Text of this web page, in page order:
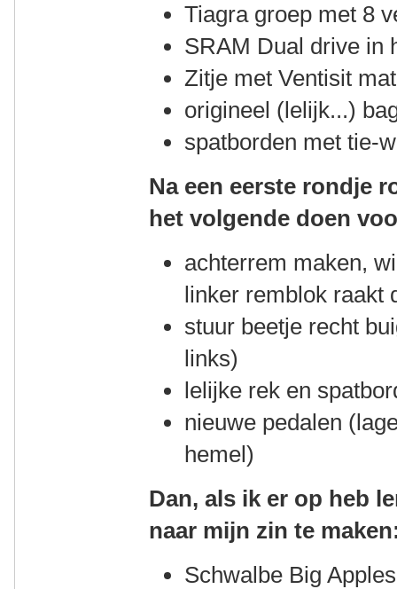
Tiagra groep met 8
SRAM Dual drive in
Zitje met Ventisit
origineel (lelijk...)
spatborden met tie-
Na een eerste rondje
het volgende doen
achterrem maken,
linker remblok raakt
stuur beetje recht
links)
lelijke rek en
nieuwe pedalen
hemel)
Dan, als ik er op heb
naar mijn zin te
Schwalbe Big